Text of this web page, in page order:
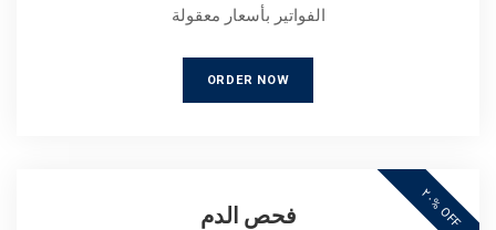
الفواتير بأسعار معقولة
ORDER NOW
فحص الدم
٢
٠%
O
FF